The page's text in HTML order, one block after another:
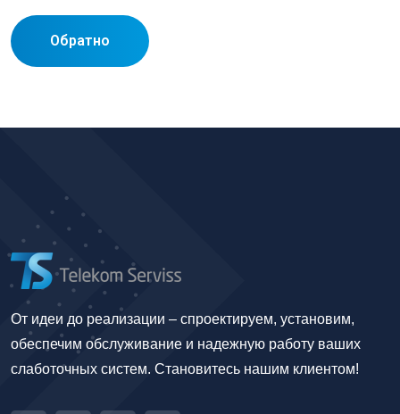
Обратно
От идеи до реализации – спроектируем, установим,
обеспечим обслуживание и надежную работу ваших
слаботочных систем. Становитесь нашим клиентом!